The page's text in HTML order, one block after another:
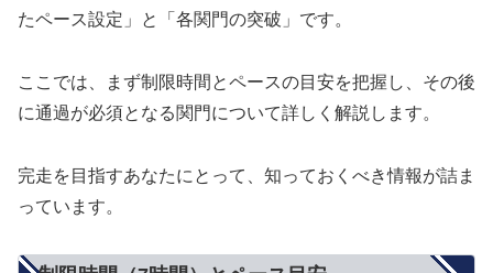
たペース設定」と「各関門の突破」です。
ここでは、まず制限時間とペースの目安を把握し、その後
に通過が必須となる関門について詳しく解説します。
完走を目指すあなたにとって、知っておくべき情報が詰ま
っています。